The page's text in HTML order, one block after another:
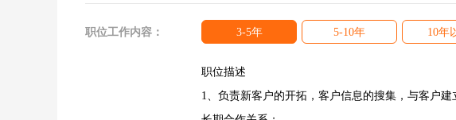
职位工作内容： 3-5年 5-10年 10年
职位描述
1、负责新客户的开拓，客户信息的搜集，与客户